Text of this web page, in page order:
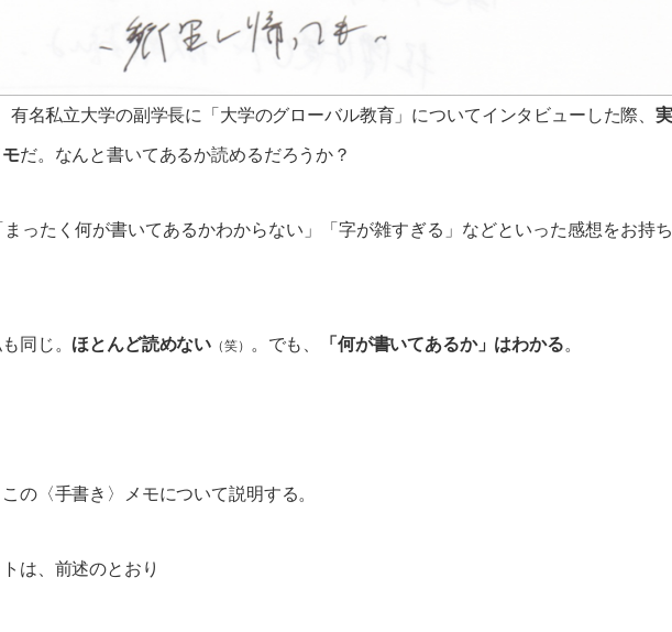
有名私立大学の副学長に「大学のグローバル教育」についてインタビューした際、実
だ。なんと書いてあるか読めるだろうか？
まったく何が書いてあるかわからない」「字が雑すぎる」などといった感想をお持ち
同じ。 ほとんど読めない （笑） 。でも、 「何が書いてあるか」はわかる。
の〈手書き〉メモについて説明する。
は、前述のとおり